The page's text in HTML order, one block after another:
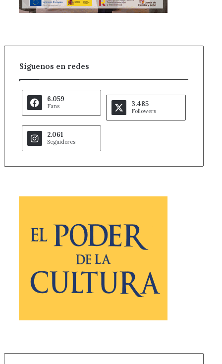
Síguenos en redes
6.059
Fans 3.485
Followers
2.061
Seguidores